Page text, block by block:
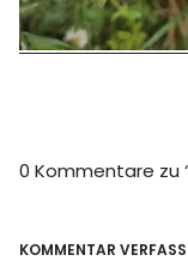
Bloggerreisen
0 Kommentare zu
KOMMENTAR